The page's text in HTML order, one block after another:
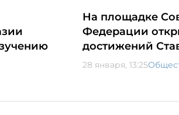
На площадке
Федерации
достижений
28 января, 13:25